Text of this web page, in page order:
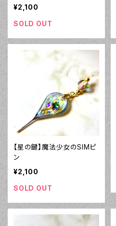
¥2,100
SOLD OUT
【星の鍵】魔法少女のSIMピ
ン
¥2,100
SOLD OUT